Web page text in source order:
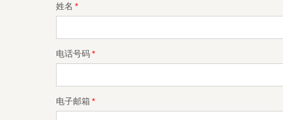
姓名 *
电话号码*
电子邮箱 *